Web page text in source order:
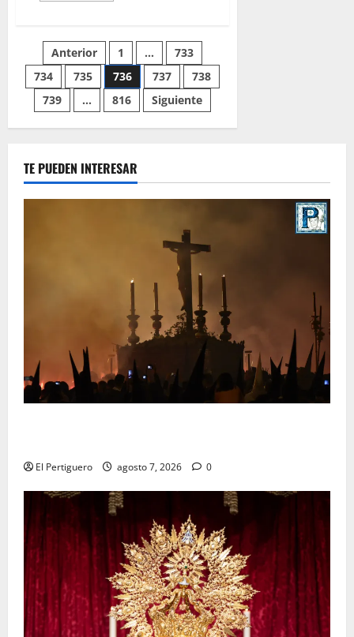
Tres
Caídas
celebra
cultos
en
honor
al
de
y
la
Virgen
de
Paginación
de
entradas
Anterior 1 …
733
734
735 736 737
738
739
… 816 Siguiente
TE PUEDEN INTERESAR
El Pertiguero agosto 7, 2026 0